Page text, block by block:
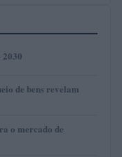
de bens revelam
o mercado de